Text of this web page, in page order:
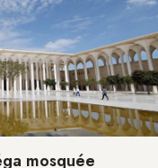
mosquée